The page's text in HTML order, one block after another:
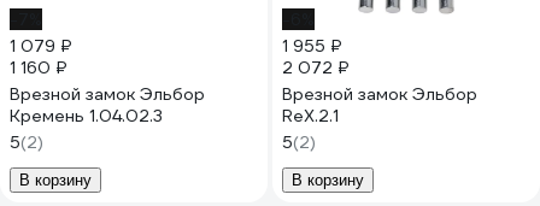
1 079 ₽
1 160 ₽
Врезной замок Эльбор
Кремень 1.04.02.3
5(2)
В корзину
1 955 ₽
2 072 ₽
Врезной замок Эльбор
RеХ.2.1
5(2)
В корзину